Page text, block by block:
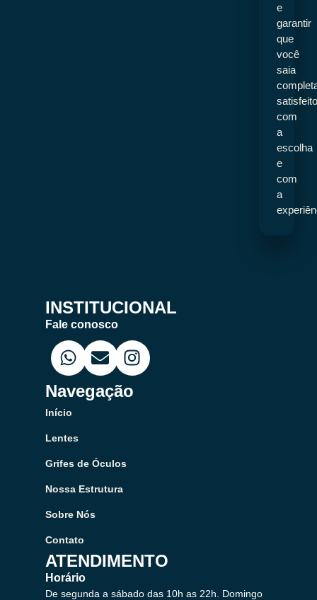
e
garantir
que
você
saia
com
a
escolha
e
com
a
INSTITUCIONAL
Fale conosco
Navegação
Início
Lentes
Grifes de Óculos
Nossa Estrutura
Sobre Nós
Contato
ATENDIMENTO
Horário
De segunda a sábado das 10h as 22h. Domingo